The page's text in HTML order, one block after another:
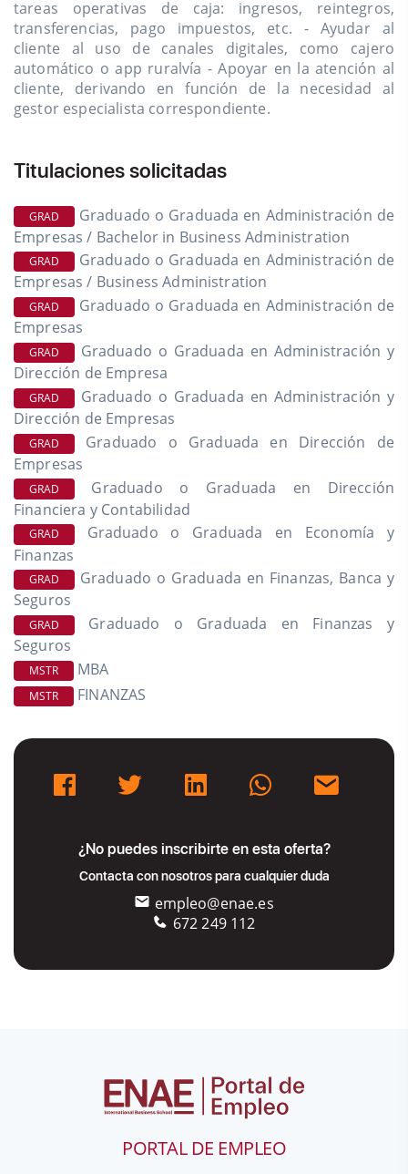
tareas operativas de caja: ingresos, reintegros,
transferencias, pago impuestos, etc. - Ayudar al
cliente al uso de canales digitales, como cajero
automático o app ruralvía - Apoyar en la atención al
cliente, derivando en función de la necesidad al
gestor especialista correspondiente.
Titulaciones solicitadas
GRAD
Graduado o Graduada en Administración de
Empresas / Bachelor in Business Administration
GRAD
Graduado o Graduada en Administración de
Empresas / Business Administration
GRAD
Graduado o Graduada en Administración de
Empresas
GRAD
Graduado o Graduada en Administración y
Dirección de Empresa
GRAD
Graduado o Graduada en Administración y
Dirección de Empresas
GRAD
Graduado o Graduada en Dirección de
Empresas
GRAD
Graduado o Graduada en Dirección
Financiera y Contabilidad
GRAD
Graduado o Graduada en Economía y
Finanzas
GRAD
Graduado o Graduada en Finanzas, Banca y
Seguros
GRAD
Graduado o Graduada en Finanzas y
Seguros
MSTR MBA
MSTR FINANZAS
¿No puedes inscribirte en esta oferta?
Contacta con nosotros para cualquier duda
empleo@enae.es
672 249 112
PORTAL DE EMPLEO